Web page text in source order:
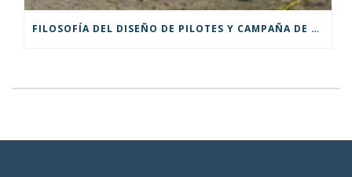
FILOSOFÍA DEL DISEÑO DE PILOTES Y CAMPAÑA DE PRUEBAS PARA UNA PLANTA DE COMBUSTIBLE DIÉSEL DE NUEVA GENERACIÓN